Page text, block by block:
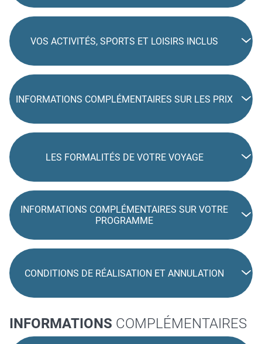
VOS ACTIVITÉS, SPORTS ET LOISIRS INCLUS
INFORMATIONS COMPLÉMENTAIRES SUR LES PRIX
LES FORMALITÉS DE VOTRE VOYAGE
INFORMATIONS COMPLÉMENTAIRES SUR VOTRE
PROGRAMME
CONDITIONS DE RÉALISATION ET ANNULATION
INFORMATIONS COMPLÉMENTAIRES